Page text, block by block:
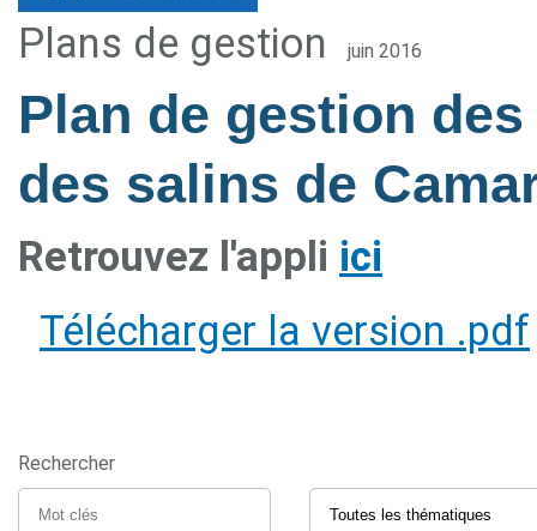
Plans de gestion juin 2016
Plan de gestion
des salins de
Retrouvez l'appli ici
Télécharger la version .pdf
Rechercher